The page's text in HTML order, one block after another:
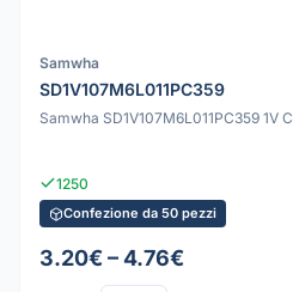
Samwha
SD1V107M6L011PC359
1250
Confezione da 50 pezzi
3.20€ – 4.76€